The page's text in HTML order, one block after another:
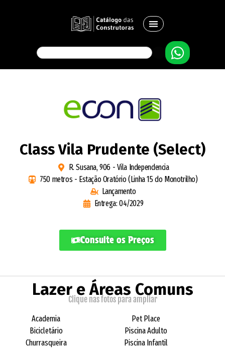
Class Vila Prudente (Select)
R. Susana, 906 - Vila Independencia
750 metros - Estação Oratório (Linha 15 do Monotrilho)
Lançamento
Entrega: 04/2029
Consulte os Preços
Lazer e Áreas Comuns
Clique nas fotos para ampliar
Academia
Bicicletário
Churrasqueira
Pet Place
Piscina Adulto
Piscina Infantil